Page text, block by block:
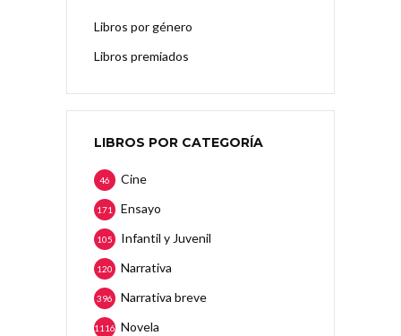
Libros por género
Libros premiados
LIBROS POR CATEGORÍA
Cine
46
Ensayo
171
Infantil y Juvenil
105
Narrativa
120
Narrativa breve
396
Novela
1116